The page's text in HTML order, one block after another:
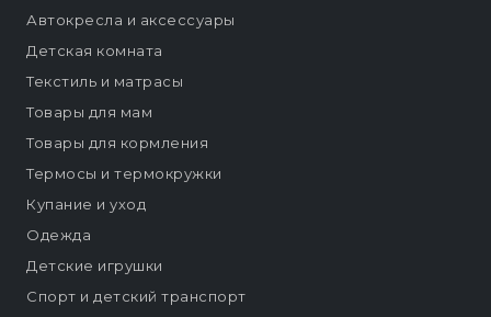
Автокресла и аксессуары
Детская комната
Текстиль и матрасы
Товары для мам
Товары для кормления
Термосы и термокружки
Купание и уход
Одежда
Детские игрушки
Спорт и детский транспорт